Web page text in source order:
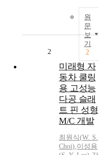
원
문
보
기
2
2
미래형 자
동차 쿨링
용 고성능
다공 슬래
트 핀 성형
M/C 개발
최원식(W. S.
Choi),이성용